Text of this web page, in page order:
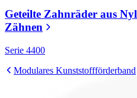
Geteilte Zahnräder aus
Zähnen
Serie 4400
Modulares Kunststoffförderband